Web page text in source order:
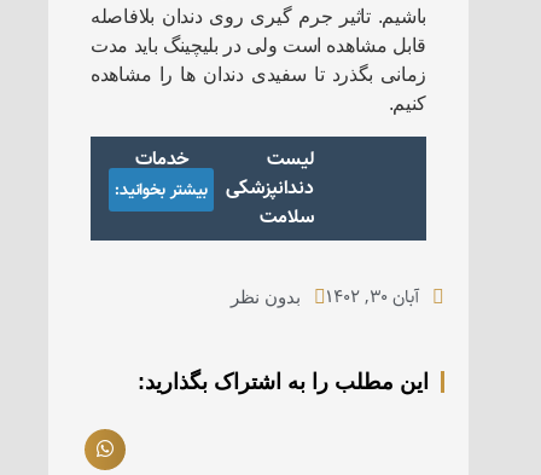
باشیم. تاثیر جرم گیری روی دندان بلافاصله
قابل مشاهده است ولی در بلیچینگ باید مدت
زمانی بگذرد تا سفیدی دندان ها را مشاهده
کنیم.
لیست خدمات
دندانپزشکی بیمه
سلامت
بیشتر بخوانید:
آبان ۳۰, ۱۴۰۲ بدون نظر
این مطلب را به اشتراک بگذارید: